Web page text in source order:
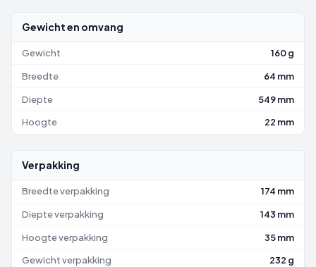
Gewicht en omvang
Gewicht 160 g
Breedte 64 mm
Diepte 549 mm
Hoogte 22 mm
Verpakking
Breedte verpakking 174 mm
Diepte verpakking 143 mm
Hoogte verpakking 35 mm
Gewicht verpakking 232 g